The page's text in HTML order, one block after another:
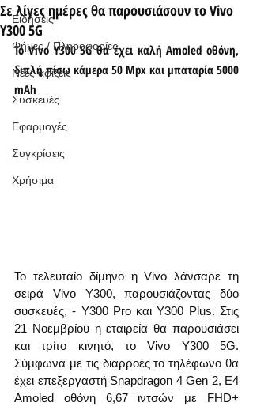
Ειδήσεις
Φήμες / Πληροφορίες
Νέες αφίξεις
Συσκευές
Εφαρμογές
Συγκρίσεις
Χρήσιμα
Σε λίγες ημέρες θα παρουσιάσουν το Vivo
Y300 5G
Το Vivo Y300 5G θα έχει καλή Amoled οθόνη,
διπλή πίσω κάμερα 50 Mpx και μπαταρία 5000
mAh
Το τελευταίο δίμηνο η Vivo λάνσαρε τη
σειρά Vivo Y300, παρουσιάζοντας δύο
συσκευές, - Υ300 Pro και Y300 Plus. Στις
21 Νοεμβρίου η εταιρεία θα παρουσιάσει
και τρίτο κινητό, το Vivo Y300 5G.
Σύμφωνα με τις διαρροές το τηλέφωνο θα
έχει επεξεργαστή Snapdragon 4 Gen 2, E4
Amoled οθόνη 6,67 ιντσών με FHD+